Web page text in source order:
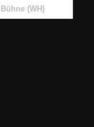
(WH)